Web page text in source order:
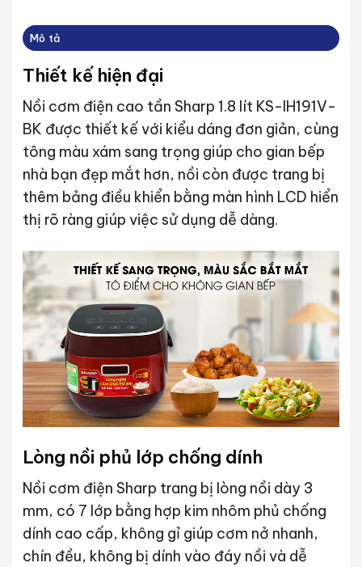
Mô tả
Thiết kế hiện đại
Nồi cơm điện cao tần Sharp 1.8 lít KS-IH191V-
BK được thiết kế với kiểu dáng đơn giản, cùng
tông màu xám sang trọng giúp cho gian bếp
nhà bạn đẹp mắt hơn, nồi còn được trang bị
thêm bảng điều khiển bằng màn hình LCD hiển
thị rõ ràng giúp việc sử dụng dễ dàng.
Lòng nồi phủ lớp chống dính
Nồi cơm điện Sharp trang bị lòng nồi dày 3
mm, có 7 lớp bằng hợp kim nhôm phủ chống
dính cao cấp, không gỉ giúp cơm nở nhanh,
chín đều, không bị dính vào đáy nồi và dễ